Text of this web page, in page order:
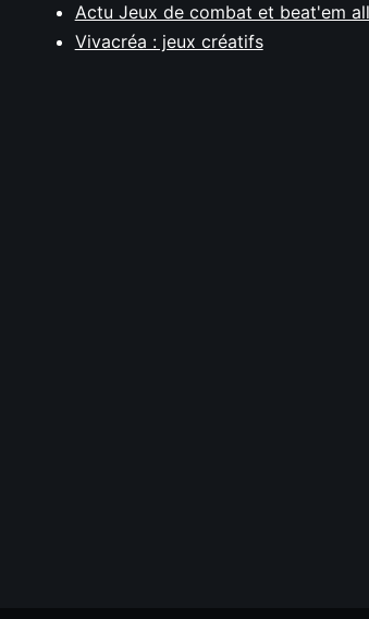
Actu Jeux de combat et beat'em all
Vivacréa : jeux créatifs